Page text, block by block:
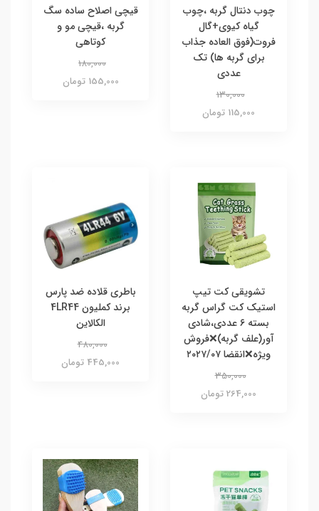
چوب دنتال گربه ،چوب
گیاه کیوی+گال
فروت(فوق العاده جذاب
برای گربه ها) تک
عددی
130,000
115,000 تومان
قیچی اصلاح ساده سگ
گربه ،قیچی مو و
کوتاهی
180,000
155,000 تومان
تشویقی کت تیپ
استیک کت گراس گربه
بسته ۶ عددی،شادی
آور(علف گربه)❌فروش
ویژه❌انقضا ۲۰۲۷/۰۷
350,000
264,000 تومان
باطری قلاده ضد پارس
برند کملیون 4LR44
الکالاین
480,000
445,000 تومان